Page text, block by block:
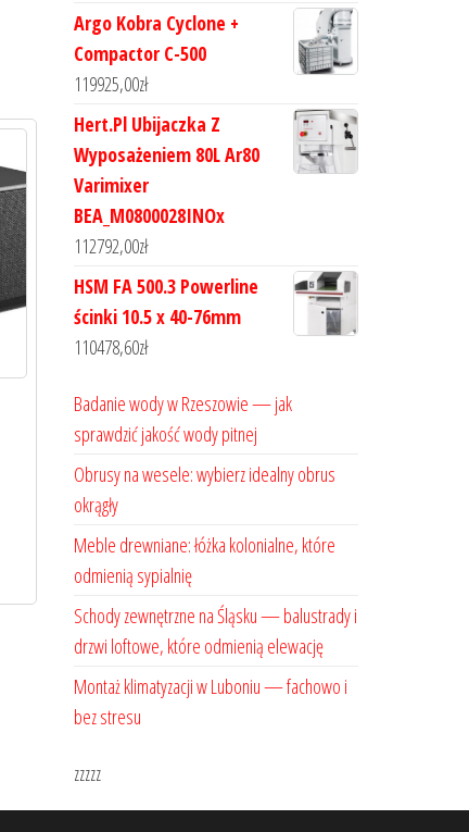
Argo Kobra Cyclone +
Compactor C-500
119925,00zł
Hert.Pl Ubijaczka Z
Wyposażeniem 80L Ar80
Varimixer
BEA_M0800028INOx
112792,00zł
HSM FA 500.3 Powerline
ścinki 10.5 x 40-76mm
110478,60zł
Badanie wody w Rzeszowie — jak
sprawdzić jakość wody pitnej
Obrusy na wesele: wybierz idealny obrus
okrągły
Meble drewniane: łóżka kolonialne, które
odmienią sypialnię
Schody zewnętrzne na Śląsku — balustrady i
drzwi loftowe, które odmienią elewację
Montaż klimatyzacji w Luboniu — fachowo i
bez stresu
zzzzz